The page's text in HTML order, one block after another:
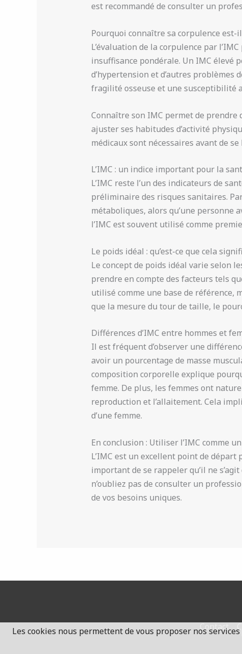
est recommandé de consulter un
Pourquoi connaître sa corpulence est-
L’évaluation de la corpulence par
insuffisance pondérale. Un IMC élevé
d’hypertension et d’autres
fragilité osseuse et une susceptibilité
Connaître son IMC permet de
ajuster ses habitudes d’activité
médicaux sont nécessaires avant de
L’IMC : un indice important pour la
L’IMC reste l’un des indicateurs de
préliminaire des risques sanitaires.
métaboliques, alors qu’une personne
l’IMC est souvent utilisé comme
Le poids idéal : qu’est-ce que cela
Le concept de poids idéal varie selon
prendre en compte des facteurs tels
utilisé comme une base de référence,
que la mesure du tour de taille, le
Différences d’IMC entre hommes et
Il est fréquent d’observer une
avoir un pourcentage de masse
composition corporelle explique
femme. De plus, les femmes ont
reproduction et l’allaitement. Cela
d’une femme.
En conclusion : Utiliser l’IMC comme
L’IMC est un excellent point de
important de se rappeler qu’il ne
n’oubliez pas de consulter un
de vos besoins uniques.
Contact
Les cookies nous permettent de vous proposer nos